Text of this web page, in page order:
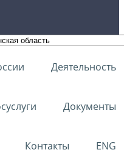
Деятельность
Документы
Контакты ENG